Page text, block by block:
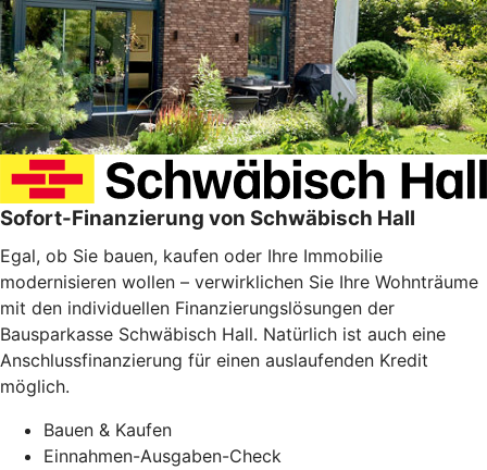
Sofort-Finanzierung von Schwäbisch Hall
Egal, ob Sie bauen, kaufen oder Ihre Immobilie
modernisieren wollen – verwirklichen Sie Ihre Wohnträume
mit den individuellen Finanzierungslösungen der
Bausparkasse Schwäbisch Hall. Natürlich ist auch eine
Anschlussfinanzierung für einen auslaufenden Kredit
möglich.
Bauen & Kaufen
Einnahmen-Ausgaben-Check